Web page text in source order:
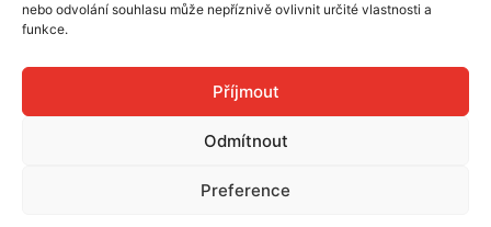
nebo odvolání souhlasu může nepříznivě ovlivnit určité vlastnosti a
funkce.
Příjmout
Odmítnout
Preference
Reveniem za účelem:posílání e-mailových novinek (je
možné se kdykoliv odhlásit).
Přihlásit